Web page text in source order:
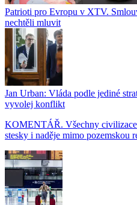
Patrioti pro Evropu v XTV.
nechtěli mluvit
Jan Urban: Vláda podle jediné
vyvolej konflikt
KOMENTÁŘ. Všechny civilizace
stesky i naděje mimo pozemskou